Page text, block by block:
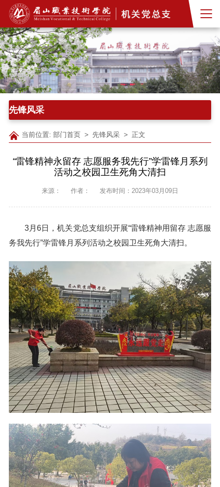
先锋风采
当前位置: 部门首页> 先锋风采> 正文
“雷锋精神永留存 志愿服务我先行”学雷锋月系列
活动之校园卫生死角大清扫
来源： 作者： 发布时间：2023年03月09日
3月6日，机关党总支组织开展“雷锋精神用留存 志愿服
务我先行”学雷锋月系列活动之校园卫生死角大清扫。